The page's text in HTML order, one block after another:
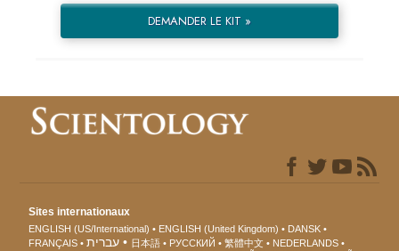
DEMANDER LE KIT »
Sites internationaux
ENGLISH (US/International) ENGLISH (United Kingdom)
DANSK
FRANÇAIS
עברית 日本語 РУССКИЙ 繁體中文
NEDERLANDS